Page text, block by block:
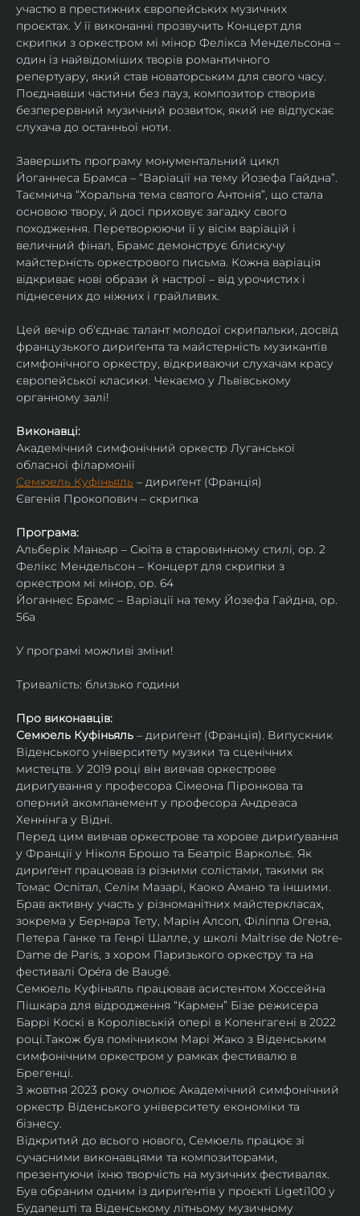
участю в престижних європейських музичних
проєктах. У її виконанні прозвучить Концерт для
скрипки з оркестром мі мінор Фелікса Мендельсона –
один із найвідоміших творів романтичного
репертуару, який став новаторським для свого часу.
Поєднавши частини без пауз, композитор створив
безперервний музичний розвиток, який не відпускає
слухача до останньої ноти.
Завершить програму монументальний цикл
Йоганнеса Брамса – “Варіації на тему Йозефа Гайдна”.
Таємнича “Хоральна тема святого Антонія”, що стала
основою твору, й досі приховує загадку свого
походження. Перетворюючи її у вісім варіацій і
величний фінал, Брамс демонструє блискучу
майстерність оркестрового письма. Кожна варіація
відкриває нові образи й настрої – від урочистих і
піднесених до ніжних і грайливих.
Цей вечір об'єднає талант молодої скрипальки, досвід
французького дириґента та майстерність музикантів
симфонічного оркестру, відкриваючи слухачам красу
європейської класики. Чекаємо у Львівському
органному залі!
Виконавці:
Академічний симфонічний оркестр Луганської
обласної філармонії
Семюель Куфіньяль – дириґент (Франція)
Євгенія Прокопович – скрипка
Програма:
Альберік Маньяр – Сюїта в старовинному стилі, ор. 2
Фелікс Мендельсон – Концерт для скрипки з
оркестром мі мінор, ор. 64
Йоганнес Брамс – Варіації на тему Йозефа Гайдна, ор.
56a
У програмі можливі зміни!
Тривалість: близько години
Про виконавців:
Семюель Куфіньяль – дириґент (Франція). Випускник
Віденського університету музики та сценічних
мистецтв. У 2019 році він вивчав оркестрове
дириґування у професора Сімеона Піронкова та
оперний акомпанемент у професора Андреаса
Хеннінга у Відні.
Перед цим вивчав оркестрове та хорове дириґування
у Франції у Ніколя Брошо та Беатріс Варкольє. Як
дириґент працював із різними солістами, такими як
Томас Оспітал, Селім Мазарі, Каоко Амано та іншими.
Брав активну участь у різноманітних майстеркласах,
зокрема у Бернара Тету, Марін Алсоп, Філіппа Огена,
Петера Ганке та Генрі Шалле, у школі Maîtrise de Notre-
Dame de Paris, з хором Паризького оркестру та на
фестивалі Opéra de Baugé.
Семюель Куфіньяль працював асистентом Хоссейна
Пішкара для відродження “Кармен” Бізе режисера
Баррі Коскі в Королівській опері в Копенгагені в 2022
році.Також був помічником Марі Жако з Віденським
симфонічним оркестром у рамках фестивалю в
Брегенці.
З жовтня 2023 року очолює Академічний симфонічний
оркестр Віденського університету економіки та
бізнесу.
Відкритий до всього нового, Семюель працює зі
сучасними виконавцями та композиторами,
презентуючи їхню творчість на музичних фестивалях.
Був обраним одним із дириґентів у проєкті Ligeti100 у
Будапешті та Віденському літньому музичному